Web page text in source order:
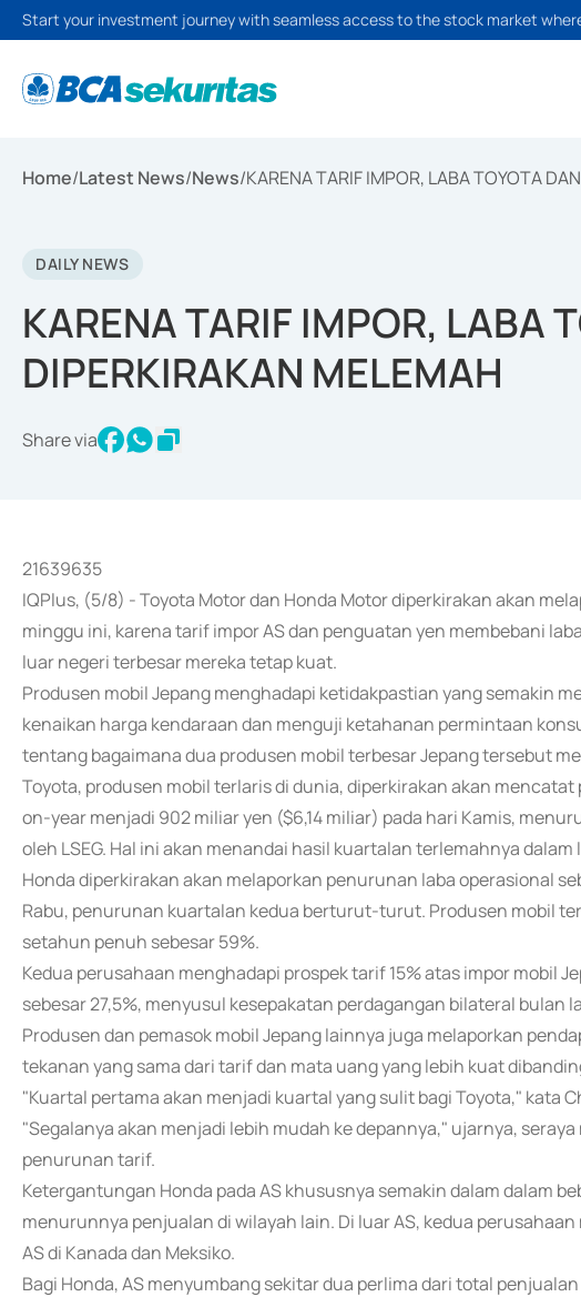
Start your investment journey with seamless access to the stock market
Home/Latest News/News/KARENA TARIF IMPOR, LABA TOYOTA
DAILY NEWS
KARENA TARIF IMPOR, LABA
DIPERKIRAKAN MELEMAH
Share via
21639635
IQPlus, (5/8) - Toyota Motor dan Honda Motor diperkirakan akan
minggu ini, karena tarif impor AS dan penguatan yen membebani
luar negeri terbesar mereka tetap kuat.
Produsen mobil Jepang menghadapi ketidakpastian yang semakin
kenaikan harga kendaraan dan menguji ketahanan permintaan
tentang bagaimana dua produsen mobil terbesar Jepang tersebut
Toyota, produsen mobil terlaris di dunia, diperkirakan akan
on-year menjadi 902 miliar yen ($6,14 miliar) pada hari Kamis,
oleh LSEG. Hal ini akan menandai hasil kuartalan terlemahnya
Honda diperkirakan akan melaporkan penurunan laba operasional
Rabu, penurunan kuartalan kedua berturut-turut. Produsen mobil
setahun penuh sebesar 59%.
Kedua perusahaan menghadapi prospek tarif 15% atas impor mobil
sebesar 27,5%, menyusul kesepakatan perdagangan bilateral bulan
Produsen dan pemasok mobil Jepang lainnya juga melaporkan
tekanan yang sama dari tarif dan mata uang yang lebih kuat
"Kuartal pertama akan menjadi kuartal yang sulit bagi Toyota," kata
"Segalanya akan menjadi lebih mudah ke depannya," ujarnya,
penurunan tarif.
Ketergantungan Honda pada AS khususnya semakin dalam dalam
menurunnya penjualan di wilayah lain. Di luar AS, kedua
AS di Kanada dan Meksiko.
Bagi Honda, AS menyumbang sekitar dua perlima dari total